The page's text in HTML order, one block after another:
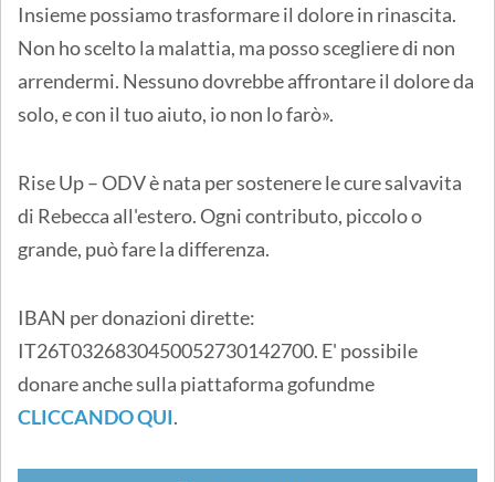
Insieme possiamo trasformare il dolore in rinascita.
Non ho scelto la malattia, ma posso scegliere di non
arrendermi. Nessuno dovrebbe affrontare il dolore da
solo, e con il tuo aiuto, io non lo farò».
Rise Up – ODV è nata per sostenere le cure salvavita
di Rebecca all'estero. ​Ogni contributo, piccolo o
grande, può fare la differenza.
IBAN per donazioni dirette:
IT26T0326830450052730142700. E' possibile
donare anche sulla piattaforma gofundme
CLICCANDO QUI.